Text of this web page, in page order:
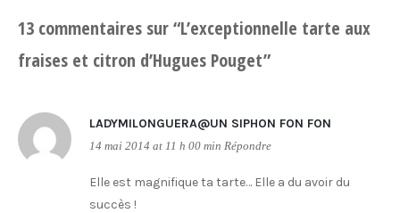
13 commentaires sur “L’exceptionnelle tarte aux
fraises et citron d’Hugues Pouget”
LADYMILONGUERA@UN SIPHON FON FON
14 mai 2014 at 11 h 00 min Répondre
Elle est magnifique ta tarte… Elle a du avoir du
succès !